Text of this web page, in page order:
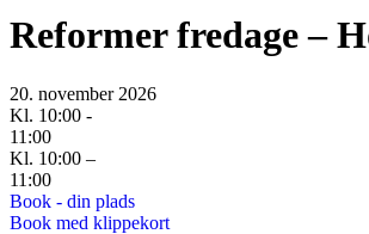
Reformer fredage –
20. november 2026
Kl. 10:00 -
11:00
Kl. 10:00 –
11:00
Book - din plads
Book med klippekort